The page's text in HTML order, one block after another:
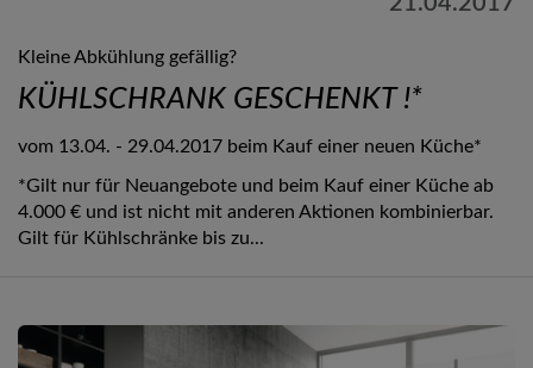
Kleine Abkühlung gefällig?
KÜHLSCHRANK GESCHENKT !*
vom 13.04. - 29.04.2017 beim Kauf einer neuen Küche*
*Gilt nur für Neuangebote und beim Kauf einer Küche ab
4.000 € und ist nicht mit anderen Aktionen kombinierbar.
Gilt für Kühlschränke bis zu...